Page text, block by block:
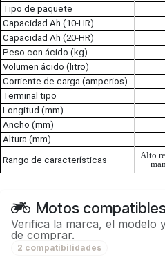
Tipo de paquete
Capacidad Ah (10-HR)
Capacidad Ah (20-HR)
Peso con ácido (kg)
Volumen ácido (litro)
Corriente de carga (amperios)
Terminal tipo
Longitud (mm)
Ancho (mm)
Altura (mm)
Rango de características
Alto
Motos
Verifica la marca, el modelo
de comprar.
2 compatibilidades